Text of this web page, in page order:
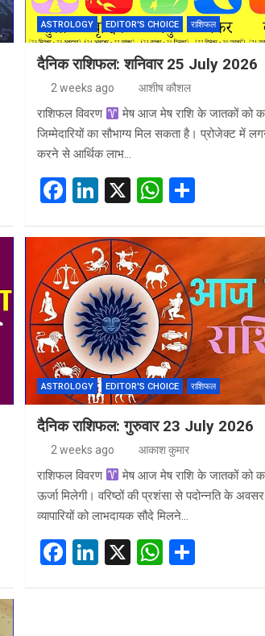
ASTROLOGY EDITOR'S CHOICE राशिफल
दैनिक राशिफल: शनिवार 25 July 2026
2 weeks ago आशीष कौशल
राशिफल विवरण
मेष आज मेष राशि के जातकों को
जिम्मेदारियों का सौभाग्य मिल सकता है। प्रोजेक्ट में
करने से आर्थिक लाभ…
F
ce
b
o
o
k
Li
ke
dI
n
X W
at
s
A
p
p
S
ar
e
ASTROLOGY EDITOR'S CHOICE राशिफल
दैनिक राशिफल: गुरुवार 23 July 2026
2 weeks ago आकाश कुमार
राशिफल विवरण
मेष आज मेष राशि के जातकों को
ऊर्जा मिलेगी। वरिष्ठों की प्रशंसा से पदोन्नति के
व्यापारियों को लाभदायक सौदे मिलने…
F Li X W S